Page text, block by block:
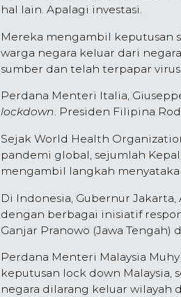
hal lain. Apalagi investasi.
Mereka mengambil keputusan
warga negara keluar dari
sumber dan telah terpapar
Perdana Menteri Italia,
lockdown. Presiden Filipina
Sejak World Health
pandemi global, sejumlah
mengambil langkah
Di Indonesia, Gubernur
dengan berbagai inisiatif
Ganjar Pranowo (Jawa Tengah)
Perdana Menteri Malaysia
keputusan lock down Malaysia,
negara dilarang keluar wilayah